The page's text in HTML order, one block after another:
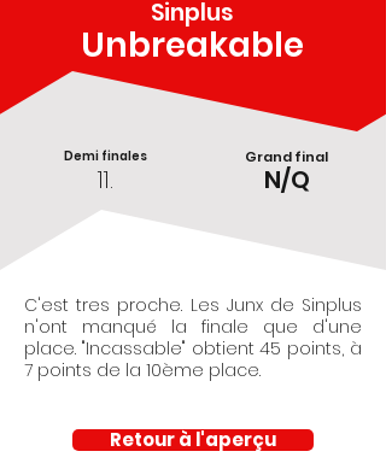
Sinplus
Unbreakable
Demi finales
11.
Grand final
N/Q
C'est tres proche. Les Junx de Sinplus
n'ont manqué la finale que d'une
place. "Incassable" obtient 45 points, à
7 points de la 10ème place.
Retour à l'aperçu